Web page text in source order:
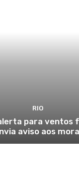
RIO
para ventos
aviso aos